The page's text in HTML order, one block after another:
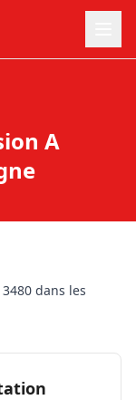
A
dans les